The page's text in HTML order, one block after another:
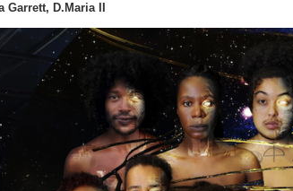
Garrett, D.Maria II